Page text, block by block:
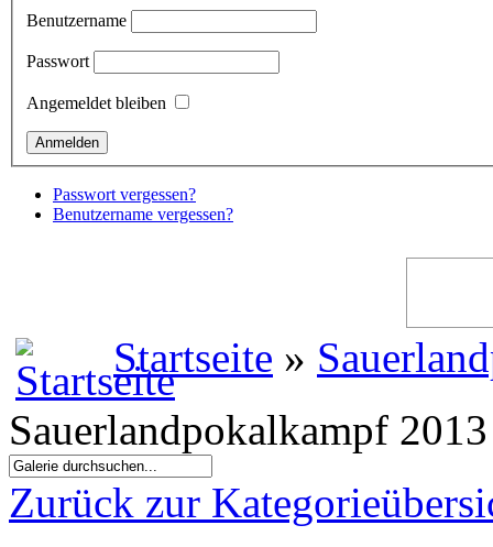
Benutzername
Passwort
Angemeldet bleiben
Passwort vergessen?
Benutzername vergessen?
Startseite »
Sauerlandpokalkampf
Zurück zur